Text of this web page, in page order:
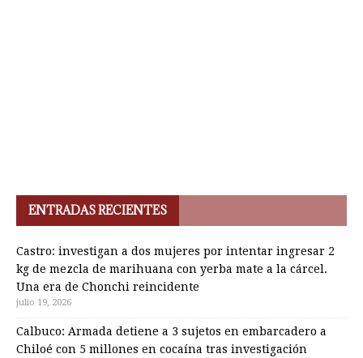
ENTRADAS RECIENTES
Castro: investigan a dos mujeres por intentar ingresar 2
kg de mezcla de marihuana con yerba mate a la cárcel.
Una era de Chonchi reincidente
julio 19, 2026
Calbuco: Armada detiene a 3 sujetos en embarcadero a
Chiloé con 5 millones en cocaína tras investigación